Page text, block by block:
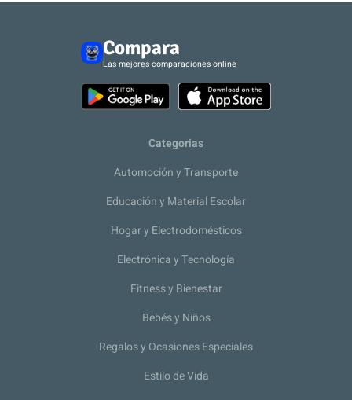
Compara
Las mejores comparaciones online
Categorias
Automoción y Transporte
Educación y Material Escolar
Hogar y Electrodomésticos
Electrónica y Tecnología
Fitness y Bienestar
Bebés y Niños
Regalos y Ocasiones Especiales
Estilo de Vida